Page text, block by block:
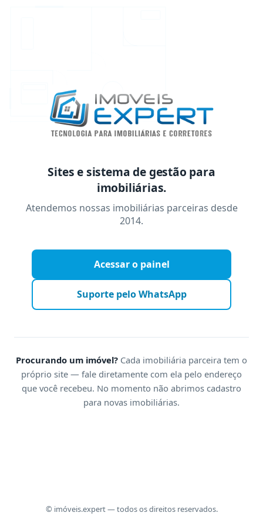
Sites e sistema de gestão para
imobiliárias.
Atendemos nossas imobiliárias parceiras desde
2014.
Acessar o painel
Suporte pelo WhatsApp
Procurando um imóvel? Cada imobiliária parceira tem o
próprio site — fale diretamente com ela pelo endereço
que você recebeu. No momento não abrimos cadastro
para novas imobiliárias.
© imóveis.expert — todos os direitos reservados.